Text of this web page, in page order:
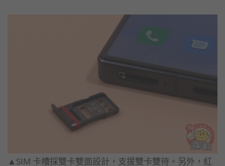
▲SIM 卡槽採雙卡雙面設計，支援雙卡雙待。另外，紅